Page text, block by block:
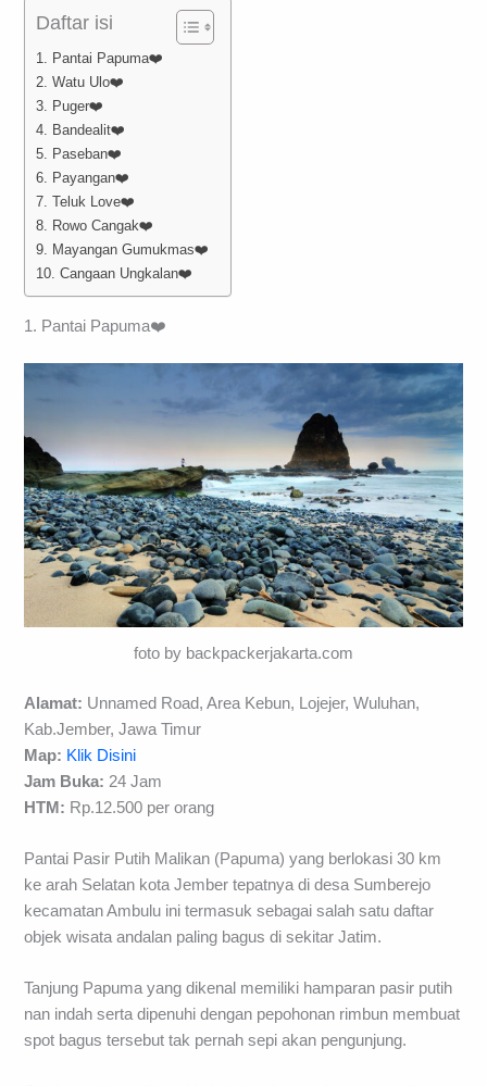
Daftar isi
1. Pantai Papuma❤️
2. Watu Ulo❤️
3. Puger❤️
4. Bandealit❤️
5. Paseban❤️
6. Payangan❤️
7. Teluk Love❤️
8. Rowo Cangak❤️
9. Mayangan Gumukmas❤️
10. Cangaan Ungkalan❤️
1. Pantai Papuma❤️
foto by backpackerjakarta.com
Alamat: Unnamed Road, Area Kebun, Lojejer, Wuluhan,
Kab.Jember, Jawa Timur
Map: Klik Disini
Jam Buka: 24 Jam
HTM: Rp.12.500 per orang
Pantai Pasir Putih Malikan (Papuma) yang berlokasi 30 km
ke arah Selatan kota Jember tepatnya di desa Sumberejo
kecamatan Ambulu ini termasuk sebagai salah satu daftar
objek wisata andalan paling bagus di sekitar Jatim.
Tanjung Papuma yang dikenal memiliki hamparan pasir putih
nan indah serta dipenuhi dengan pepohonan rimbun membuat
spot bagus tersebut tak pernah sepi akan pengunjung.